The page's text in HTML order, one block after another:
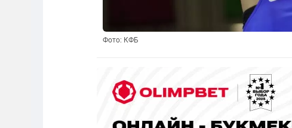
Фото: КФБ